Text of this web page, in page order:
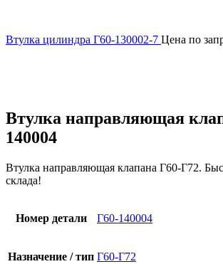
Втулка цилиндра Г60-130002-7 Цена по
Втулка направляющая
140004
Втулка направляющая клапана Г60-Г72.
склада!
Номер детали Г60-140004
Назначение / тип Г60-Г72